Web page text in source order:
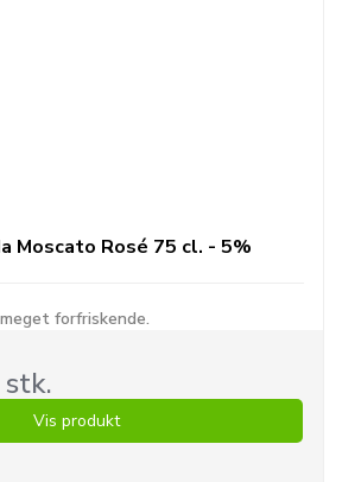
Moscato Rosé 75 cl. - 5%
forfriskende.
Vis produkt